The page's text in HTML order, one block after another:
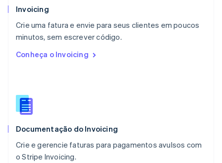
Invoicing
Crie uma fatura e envie para seus clientes em poucos
minutos, sem escrever código.
Conheça o Invoicing
Documentação do Invoicing
Crie e gerencie faturas para pagamentos avulsos com
o Stripe Invoicing.
Noruega
English
Nova Zelândia
English
NederlandsEnglish
Português
RAE de Hong Kong, China
Reino Unido
República Tcheca
English